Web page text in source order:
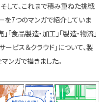
して、これまで積み重ねた挑戦
を7つのマンガで紹介していま
「食品製造・加工」「製造・物流」
ービス＆クラウド」について、製
ンガで描きました。